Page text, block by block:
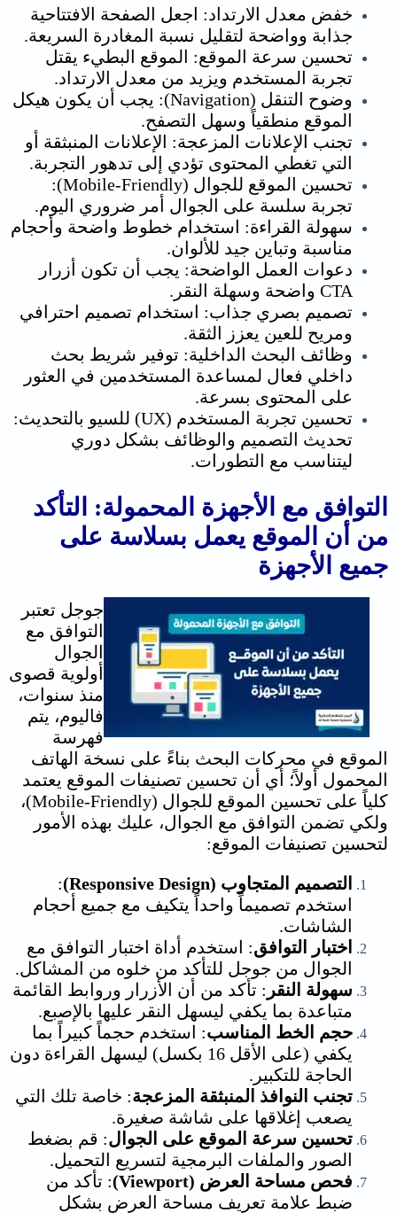
خفض معدل الارتداد: اجعل الصفحة الافتتاحية
جذابة وواضحة لتقليل نسبة المغادرة السريعة.
تحسين سرعة الموقع: الموقع البطيء يقتل
تجربة المستخدم ويزيد من معدل الارتداد.
وضوح التنقل (Navigation): يجب أن يكون هيكل
الموقع منطقياً وسهل التصفح.
تجنب الإعلانات المزعجة: الإعلانات المنبثقة أو
التي تغطي المحتوى تؤدي إلى تدهور التجربة.
تحسين الموقع للجوال (Mobile-Friendly):
تجربة سلسة على الجوال أمر ضروري اليوم.
سهولة القراءة: استخدام خطوط واضحة وأحجام
مناسبة وتباين جيد للألوان.
دعوات العمل الواضحة: يجب أن تكون أزرار
CTA واضحة وسهلة النقر.
تصميم بصري جذاب: استخدام تصميم احترافي
ومريح للعين يعزز الثقة.
وظائف البحث الداخلية: توفير شريط بحث
داخلي فعال لمساعدة المستخدمين في العثور
على المحتوى بسرعة.
تحسين تجربة المستخدم (UX) للسيو بالتحديث:
تحديث التصميم والوظائف بشكل دوري
ليتناسب مع التطورات.
التوافق مع الأجهزة المحمولة: التأكد
من أن الموقع يعمل بسلاسة على
جميع الأجهزة
جوجل تعتبر
التوافق مع
الجوال
أولوية قصوى
منذ سنوات،
فاليوم، يتم
فهرسة
الموقع في محركات البحث بناءً على نسخة الهاتف
المحمول أولاً؛ أي أن تحسين تصنيفات الموقع يعتمد
كلياً على تحسين الموقع للجوال (Mobile-Friendly)،
ولكي تضمن التوافق مع الجوال، عليك بهذه الأمور
لتحسين تصنيفات الموقع:
التصميم المتجاوب (Responsive Design)
:
استخدم تصميماً واحداً يتكيف مع جميع أحجام
الشاشات.
اختبار التوافق: استخدم أداة اختبار التوافق مع
الجوال من جوجل للتأكد من خلوه من المشاكل.
سهولة النقر : تأكد من أن الأزرار وروابط القائمة
متباعدة بما يكفي ليسهل النقر عليها بالإصبع.
حجم الخط المناسب: استخدم حجماً كبيراً بما
يكفي (على الأقل 16 بكسل) ليسهل القراءة دون
الحاجة للتكبير.
تجنب النوافذ المنبثقة المزعجة: خاصة تلك التي
يصعب إغلاقها على شاشة صغيرة.
تحسين سرعة الموقع على الجوال: قم بضغط
الصور والملفات البرمجية لتسريع التحميل.
فحص مساحة العرض (Viewport)
: تأكد من
ضبط علامة تعريف مساحة العرض بشكل